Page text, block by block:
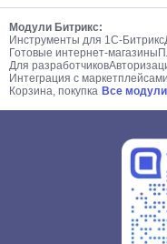
Модули Битрикс:
Инструменты для 1С-Битрикс
Готовые интернет-магазины
Для разработчиков
Интеграция с
Корзина, покупка Все